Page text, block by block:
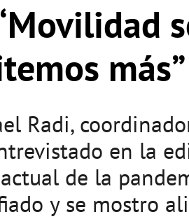
más”
Radi,
en la
de la
y se mostro